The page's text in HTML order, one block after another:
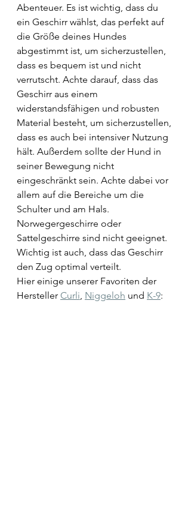
Abenteuer. Es ist wichtig, dass du
ein Geschirr wählst, das perfekt auf
die Größe deines Hundes
abgestimmt ist, um sicherzustellen,
dass es bequem ist und nicht
verrutscht. Achte darauf, dass das
Geschirr aus einem
widerstandsfähigen und robusten
Material besteht, um sicherzustellen,
dass es auch bei intensiver Nutzung
hält. Außerdem sollte der Hund in
seiner Bewegung nicht
eingeschränkt sein. Achte dabei vor
allem auf die Bereiche um die
Schulter und am Hals.
Norwegergeschirre oder
Sattelgeschirre sind nicht geeignet.
Wichtig ist auch, dass das Geschirr
den Zug optimal verteilt.
Hier einige unserer Favoriten der
Hersteller Curli Niggeloh und K-9: